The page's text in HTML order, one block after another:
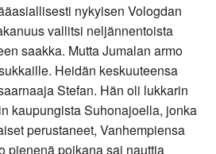
nykyisen Vologdan
vallitsi neljännentoista
saakka. Mutta Jumalan armo
Heidän keskuuteensa
Stefan. Hän oli lukkarin
kaupungista Suhonajoella, jonka
perustaneet, Vanhempiensa
pienenä poikana sai nauttia